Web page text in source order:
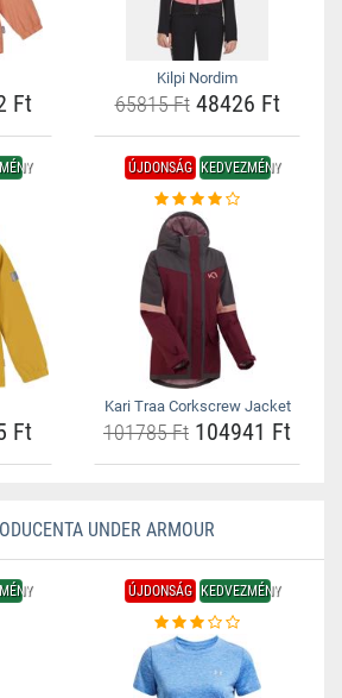
Ft
Kilpi Nordim
65815 Ft48426 Ft
Ft
ÚJDONSÁG KEDVEZMÉNY
Kari Traa Corkscrew Jacket
101785 Ft 104941 Ft
UNDER ARMOUR
ÚJDONSÁG KEDVEZMÉNY